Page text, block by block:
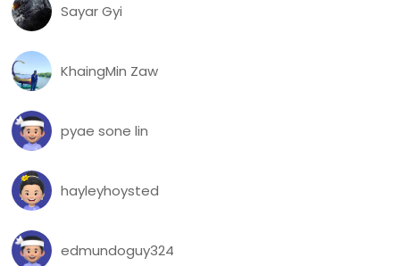
Sayar Gyi
KhaingMin Zaw
pyae sone lin
hayleyhoysted
edmundoguy324